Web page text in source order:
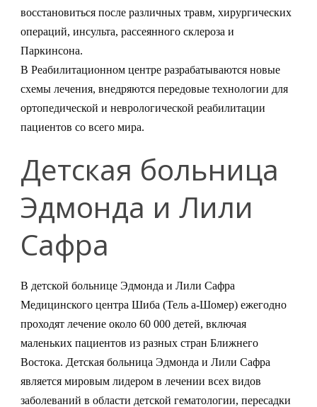
восстановиться после различных травм, хирургических
операций, инсульта, рассеянного склероза и
Паркинсона.
В Реабилитационном центре разрабатываются новые
схемы лечения, внедряются передовые технологии для
ортопедической и неврологической реабилитации
пациентов со всего мира.
Детская больница
Эдмонда и Лили
Сафра
В детской больнице Эдмонда и Лили Сафра
Медицинского центра Шиба (Тель а-Шомер) ежегодно
проходят лечение около 60 000 детей, включая
маленьких пациентов из разных стран Ближнего
Востока. Детская больница Эдмонда и Лили Сафра
является мировым лидером в лечении всех видов
заболеваний в области детской гематологии, пересадки